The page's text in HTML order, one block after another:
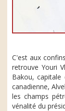
C'est aux
retrouve Youri
Bakou, capitale
canadienne,
les champs
vénalité du